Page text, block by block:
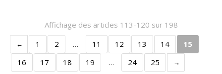
Affichage des articles 113-120 sur 198
1
2 … 11 12 13 14
15
16
17 18 19 … 24 25